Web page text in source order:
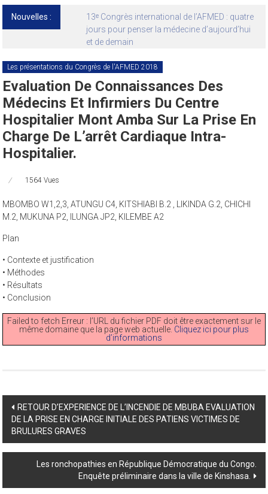
Nouvelles :
13ᵉ Congrès international de l’AFMED : quatre
jours pour penser la médecine d’aujourd’hui
et de demain
Les présentations du Congrès de l'AFMED 2018
Evaluation De Connaissances Des
Médecins Et Infirmiers Du Centre
Hospitalier Mont Amba Sur La Prise En
Charge De L’arrêt Cardiaque Intra-
Hospitalier.
1564 Vues
MBOMBO W1,2,3, ATUNGU C4, KITSHIABI B.2 , LIKINDA G.2, CHICHI
M.2, MUKUNA P2, ILUNGA JP2, KILEMBE A2
Plan
• Contexte et justification
• Méthodes
• Résultats
• Conclusion
Failed to fetch Erreur : l’URL du fichier PDF doit être exactement sur le
même domaine que la page web actuelle. Cliquez ici pour plus
d’informations
Post
navigation
RETOUR D’EXPERIENCE DE L’INCENDIE DE MBUBA EVALUATION
DE LA PRISE EN CHARGE INITIALE DES PATIENS VICTIMES DE
BRULURES GRAVES
Les ronchopathies en République Démocratique du Congo.
Enquête préliminaire dans la ville de Kinshasa.